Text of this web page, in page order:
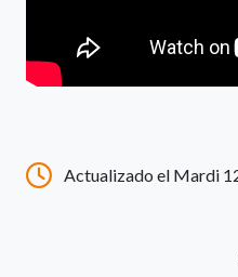
Actualizado el Mardi